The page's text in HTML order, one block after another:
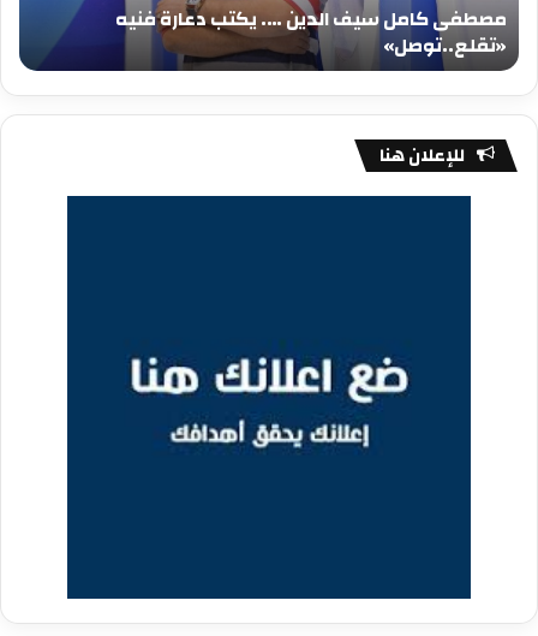
«تقلع..توصل»
مصطفى كامل سيف الدين …. يكتب دعارة فنيه
«تقلع..توصل»
للإعلان هنا